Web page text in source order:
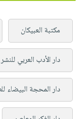
مكتبة العبيكان
دار الأدب العربي
دار المحجة البيضاء